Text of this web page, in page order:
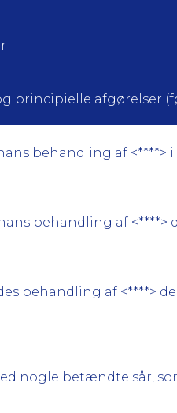
principielle afgørelser (før
behandling af <****> i
behandling af <****>
behandling af <****>
nogle betændte sår,